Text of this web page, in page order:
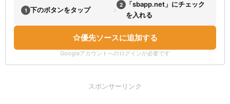
1 下のボタンをタップ › 2
「sbapp.net」にチェック
を入れる
優先ソースに追加する
Googleアカウントへのログインが必要です
スポンサーリンク